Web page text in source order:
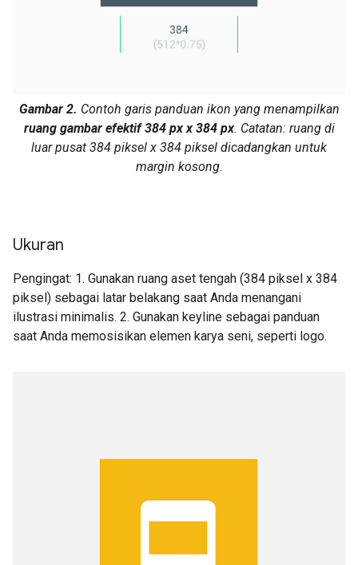
Gambar 2. Contoh garis panduan ikon yang menampilkan
ruang gambar efektif 384 px x 384 px. Catatan: ruang di
luar pusat 384 piksel x 384 piksel dicadangkan untuk
margin kosong.
Ukuran
Pengingat: 1. Gunakan ruang aset tengah (384 piksel x 384
piksel) sebagai latar belakang saat Anda menangani
ilustrasi minimalis. 2. Gunakan keyline sebagai panduan
saat Anda memosisikan elemen karya seni, seperti logo.